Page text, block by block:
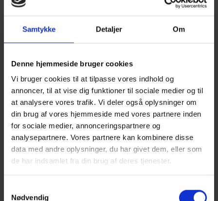
Samtykke Detaljer Om
Denne hjemmeside bruger cookies
Vi bruger cookies til at tilpasse vores indhold og
annoncer, til at vise dig funktioner til sociale medier og til
at analysere vores trafik. Vi deler også oplysninger om
din brug af vores hjemmeside med vores partnere inden
for sociale medier, annonceringspartnere og
analysepartnere. Vores partnere kan kombinere disse
data med andre oplysninger, du har givet dem, eller som
de har indsamlet fra din brug af deres tjenester.
Nødvendig
ESG står for miljø (Environmental), samfund
værktøj til at dokumentere din virksomheds
EU-lovkrav på ESG-området kan have
betydning for din virksomhed.
Program
Kl. 16.00Velkomst v/ Niels Bay Christensen,
erhvervsdirektør, Erhvervshus Nord
Kl. 16.05Hvilken indflydelse vil ESG få på
din virksomhed fremadrettet v/ Flemming